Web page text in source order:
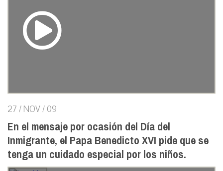
27 / NOV / 09
En el mensaje por ocasión del Día del
Inmigrante, el Papa Benedicto XVI pide que se
tenga un cuidado especial por los niños.